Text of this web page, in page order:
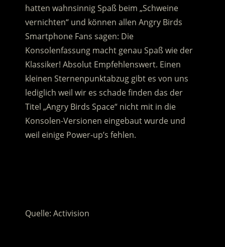
hatten wahnsinnig Spaß beim „Schweine
vernichten“ und können allen Angry Birds
Smartphone Fans sagen: Die
Konsolenfassung macht genau Spaß wie der
Klassiker! Absolut Empfehlenswert. Einen
kleinen Sternenpunktabzug gibt es von uns
lediglich weil wir es schade finden das der
Titel „Angry Birds Space“ nicht mit in die
Konsolen-Versionen eingebaut wurde und
weil einige Power-up’s fehlen.
Quelle: Activision